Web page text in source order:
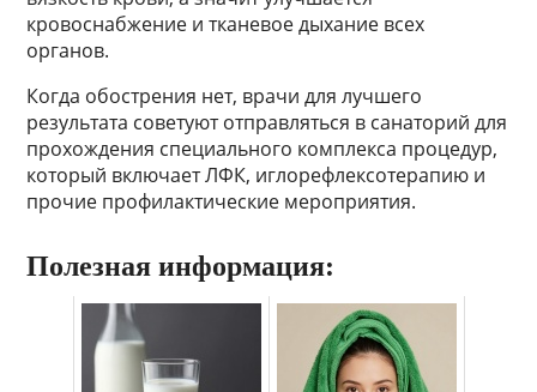
кровоснабжение и тканевое дыхание всех
органов.
Когда обострения нет, врачи для лучшего
результата советуют отправляться в санаторий для
прохождения специального комплекса процедур,
который включает ЛФК, иглорефлексотерапию и
прочие профилактические мероприятия.
Полезная информация: